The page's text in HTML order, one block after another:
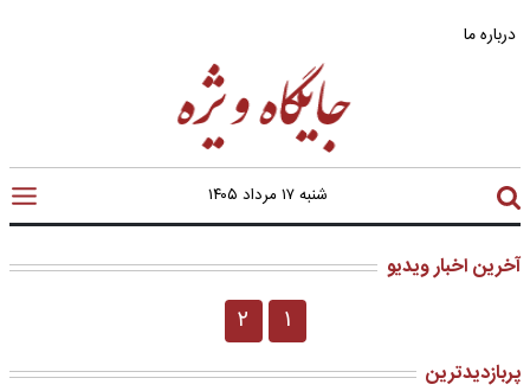
درباره ما
شنبه ۱۷ مرداد ۱۴۰۵
آخرین اخبار ویدیو
۱ ۲
پربازدیدترین